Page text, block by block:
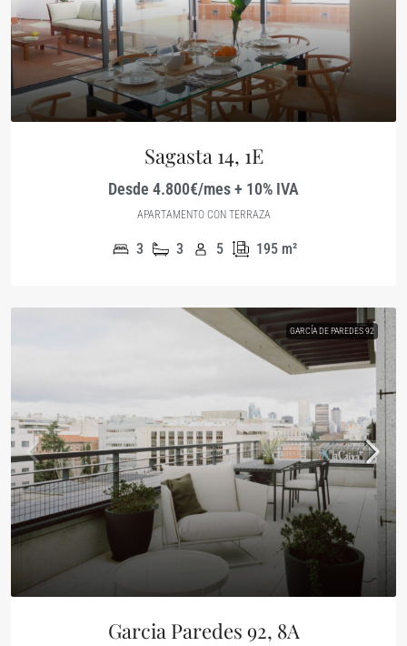
Sagasta 14, 1E
Desde 4.800€/mes + 10% IVA
APARTAMENTO CON TERRAZA
3 3 5 195 m²
GARCÍA DE PAREDES 92
Garcia Paredes 92, 8A